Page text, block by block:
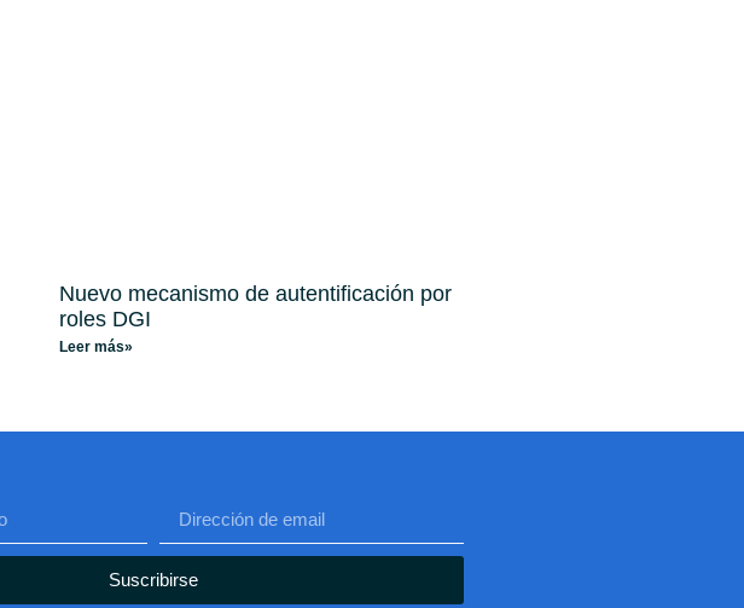
Nuevo mecanismo de autentificación por
roles DGI
Leer más»
Suscribirse